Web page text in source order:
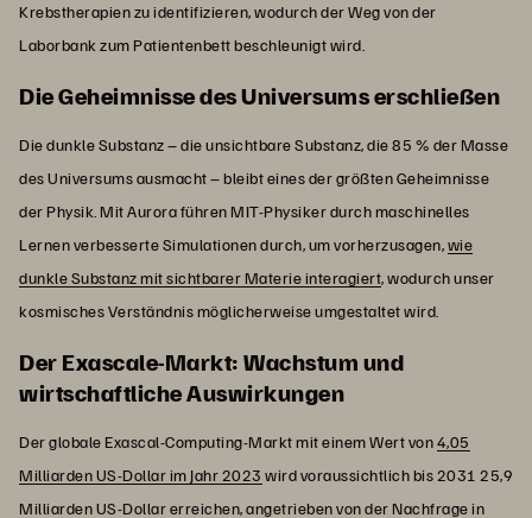
Krebstherapien zu identifizieren, wodurch der Weg von der
Laborbank zum Patientenbett beschleunigt wird.
Die Geheimnisse des Universums erschließen
Die dunkle Substanz – die unsichtbare Substanz, die 85 % der Masse
des Universums ausmacht – bleibt eines der größten Geheimnisse
der Physik. Mit Aurora führen MIT-Physiker durch maschinelles
Lernen verbesserte Simulationen durch, um vorherzusagen,wie
dunkle Substanz mit sichtbarer Materie interagiert, wodurch unser
kosmisches Verständnis möglicherweise umgestaltet wird.
Der Exascale-Markt: Wachstum und
wirtschaftliche Auswirkungen
Der globale Exascal-Computing-Markt mit einem Wert von4,05
Milliarden US-Dollar im Jahr 2023 wird voraussichtlich bis 2031 25,9
Milliarden US-Dollar erreichen, angetrieben von der Nachfrage in